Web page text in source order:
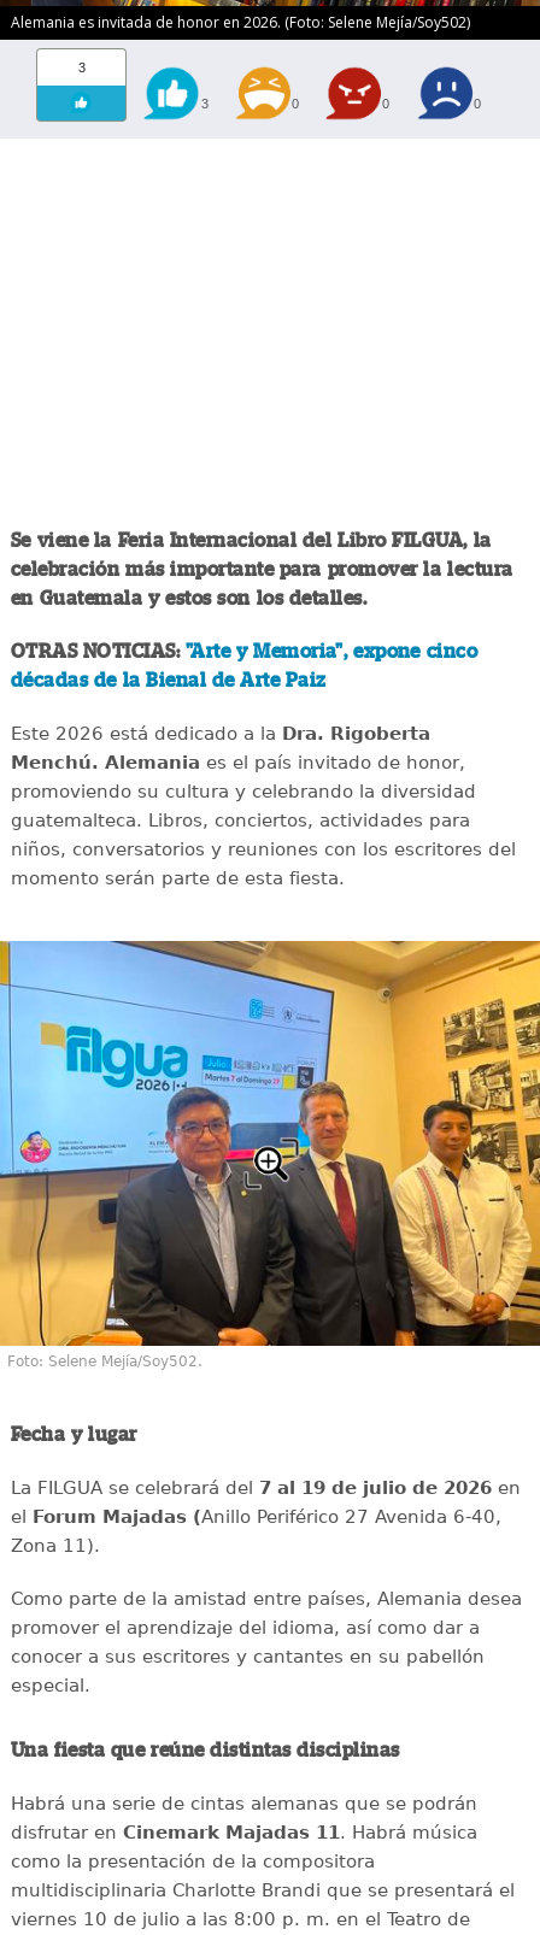
Alemania es invitada de honor en 2026. (Foto: Selene Mejía/Soy502)
3
3 0 0 0
Se viene la Feria Internacional del Libro FILGUA, la
celebración más importante para promover la lectura
en Guatemala y estos son los detalles.
OTRAS NOTICIAS: "Arte y Memoria", expone cinco
décadas de la Bienal de Arte Paiz
Este 2026 está dedicado a la Dra. Rigoberta
Menchú. Alemania es el país invitado de honor,
promoviendo su cultura y celebrando la diversidad
guatemalteca. Libros, conciertos, actividades para
niños, conversatorios y reuniones con los escritores del
momento serán parte de esta fiesta.
Foto: Selene Mejía/Soy502.
Fecha y lugar
La FILGUA se celebrará del 7 al 19 de julio de 2026en
el Forum Majadas (Anillo Periférico 27 Avenida 6-40,
Zona 11).
Como parte de la amistad entre países, Alemania desea
promover el aprendizaje del idioma, así como dar a
conocer a sus escritores y cantantes en su pabellón
especial.
Una fiesta que reúne distintas disciplinas
Habrá una serie de cintas alemanas que se podrán
disfrutar en Cinemark Majadas 11. Habrá música
como la presentación de la compositora
multidisciplinaria Charlotte Brandi que se presentará el
viernes 10 de julio a las 8:00 p. m. en el Teatro de